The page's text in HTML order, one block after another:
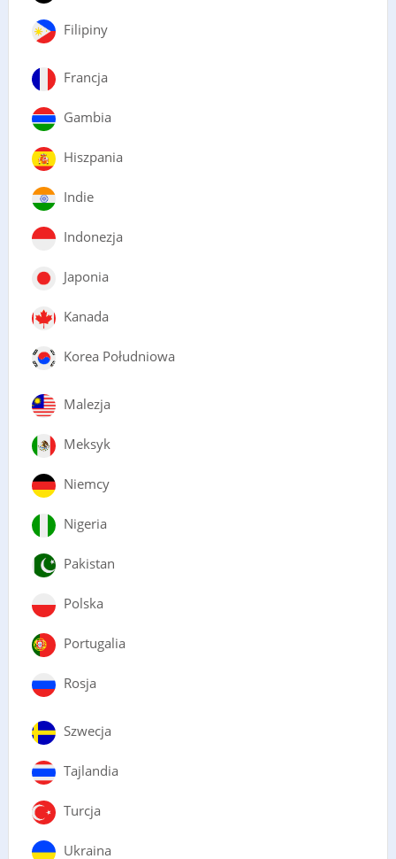
Filipiny
Francja
Gambia
Hiszpania
Indie
Indonezja
Japonia
Kanada
Korea Południowa
Malezja
Meksyk
Niemcy
Nigeria
Pakistan
Polska
Portugalia
Rosja
Szwecja
Tajlandia
Turcja
Ukraina